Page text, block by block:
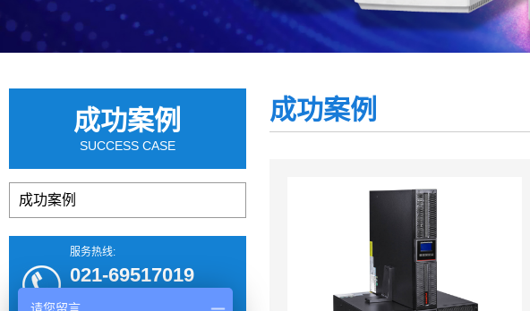
成功案例
SUCCESS CASE
成功案例
服务热线:
021-69517019
成功案例